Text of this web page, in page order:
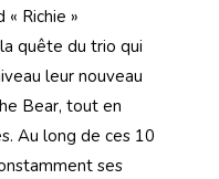
Richie »
quête du trio qui
leur nouveau
Bear, tout en
Au long de ces 10
ses